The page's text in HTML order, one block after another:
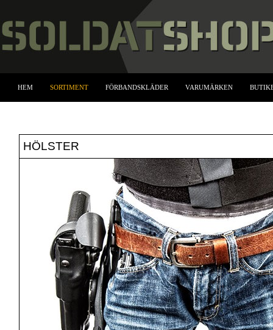
HEM SORTIMENT FÖRBANDSKLÄDER VARUMÄRKEN
HÖLSTER